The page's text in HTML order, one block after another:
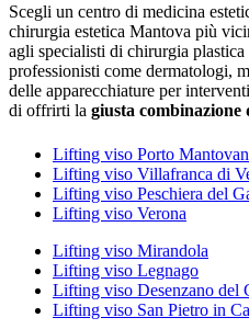
Scegli un centro di medicina
chirurgia estetica Mantova più
agli specialisti di chirurgia plastica
professionisti come dermatologi,
delle apparecchiature per
di offrirti la giusta
Lifting viso Porto
Lifting viso Villafranca di
Lifting viso Peschiera del
Lifting viso Verona
Lifting viso Mirandola
Lifting viso Legnago
Lifting viso Desenzano del
Lifting viso San Pietro in